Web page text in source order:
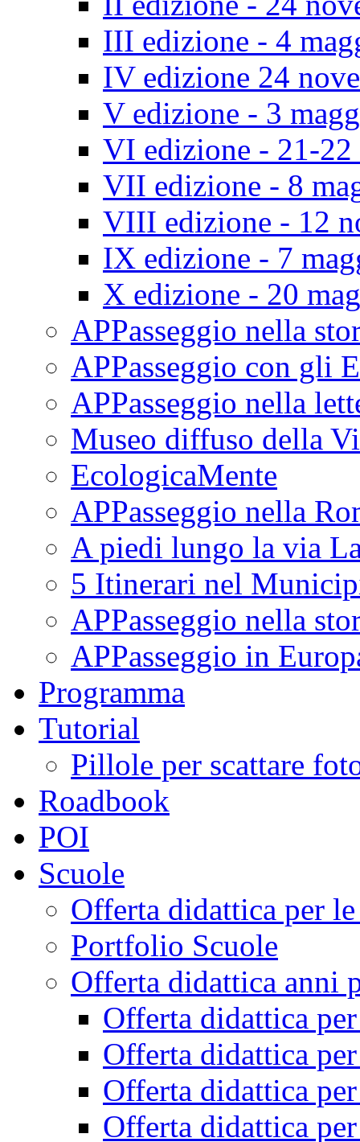
III edizione - 4
IV edizione 24
V edizione - 3
VI edizione - 21-22
VII edizione - 8
VIII edizione - 12
IX edizione - 7
X edizione - 20
APPasseggio nella
APPasseggio con gli
APPasseggio nella
Museo diffuso della
EcologicaMente
APPasseggio nella
A piedi lungo la via
5 Itinerari nel
APPasseggio nella
APPasseggio in
Programma
Tutorial
Pillole per scattare
Roadbook
POI
Scuole
Offerta didattica per
Portfolio Scuole
Offerta didattica anni
Offerta didattica
Offerta didattica
Offerta didattica
Offerta didattica